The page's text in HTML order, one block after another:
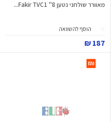
מאוורר שולחני נטען 8" Fakir TVC1...
הוסף להשוואה
187 ₪